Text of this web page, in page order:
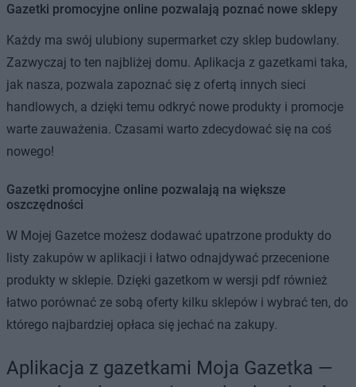
Gazetki promocyjne online pozwalają poznać nowe sklepy
Każdy ma swój ulubiony supermarket czy sklep budowlany.
Zazwyczaj to ten najbliżej domu. Aplikacja z gazetkami taka,
jak nasza, pozwala zapoznać się z ofertą innych sieci
handlowych, a dzięki temu odkryć nowe produkty i promocje
warte zauważenia. Czasami warto zdecydować się na coś
nowego!
Gazetki promocyjne online pozwalają na większe
oszczędności
W Mojej Gazetce możesz dodawać upatrzone produkty do
listy zakupów w aplikacji i łatwo odnajdywać przecenione
produkty w sklepie. Dzięki gazetkom w wersji pdf również
łatwo porównać ze sobą oferty kilku sklepów i wybrać ten, do
którego najbardziej opłaca się jechać na zakupy.
Aplikacja z gazetkami Moja Gazetka —